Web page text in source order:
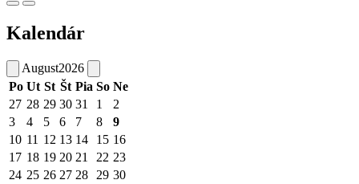
Kalendár
August2026
Po Ut St Št Pia So Ne
27 28 29 30 31 1
2
3
4 5 6 7 8
9
10 11 12 13 14 15 16
17 18 19 20 21 22 23
24 25 26 27 28 29 30